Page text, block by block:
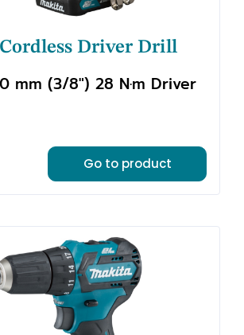
Driver Drill
mm (3/8") 28 N·m Driver
Go to product